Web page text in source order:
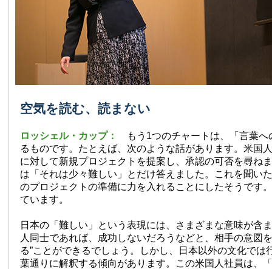
空気を読む、読まない
ロッシェル・カップ：
もう1つのチャートは、「言葉
るものです。たとえば、次のような話があります。米国
に対して新規プロジェクトを提案し、承認の可否を尋ね
は「それは少々難しい」とだけ答えました。これを聞い
のプロジェクトの準備に力を入れることにしたそうです
ています。
日本の「難しい」という表現には、さまざまな意味が含
人同士であれば、成功しないだろうなどと、相手の意図
る”ことができるでしょう。しかし、日本以外の文化では
葉通りに解釈する傾向があります。この米国人社員は、